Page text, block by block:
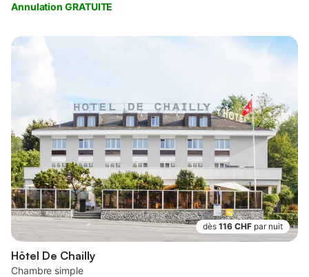
Annulation GRATUITE
dès 116 CHF par nuit
Hôtel De Chailly
Chambre simple